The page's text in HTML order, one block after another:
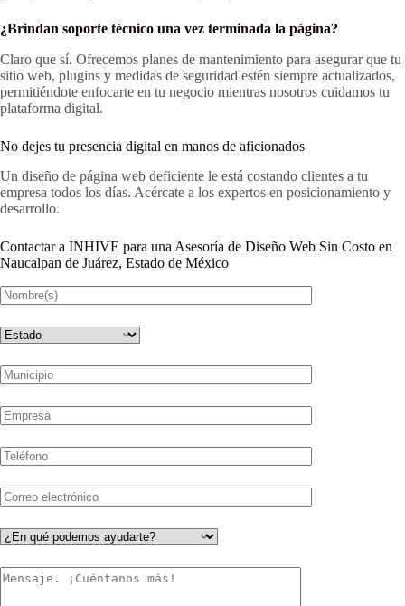
¿Brindan soporte técnico una vez terminada la página?
Claro que sí. Ofrecemos planes de mantenimiento para asegurar que tu
sitio web, plugins y medidas de seguridad estén siempre actualizados,
permitiéndote enfocarte en tu negocio mientras nosotros cuidamos tu
plataforma digital.
No dejes tu presencia digital en manos de aficionados
Un diseño de página web deficiente le está costando clientes a tu
empresa todos los días. Acércate a los expertos en posicionamiento y
desarrollo.
Contactar a INHIVE para una Asesoría de Diseño Web Sin Costo en
Naucalpan de Juárez, Estado de México